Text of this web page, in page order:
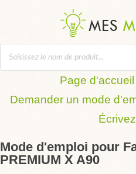
Page d'accueil
Demander un mode
Mode d'emploi pour
PREMIUM X A90